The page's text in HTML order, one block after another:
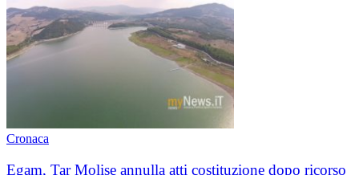
Cronaca
Egam, Tar Molise annulla atti costituzione dopo ricorso